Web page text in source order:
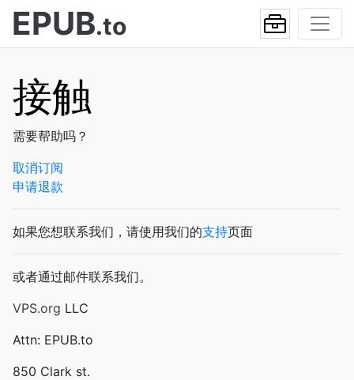
EPUB.to
接触
需要帮助吗？
取消订阅
申请退款
如果您想联系我们，请使用我们的支持页面
或者通过邮件联系我们。
VPS.org LLC
Attn: EPUB.to
850 Clark st.